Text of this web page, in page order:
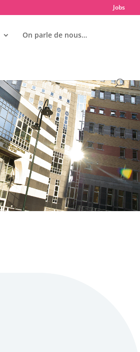
Jobs
On parle de nous…